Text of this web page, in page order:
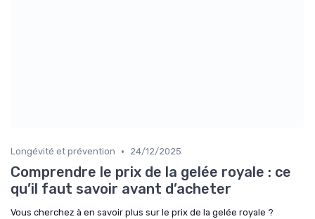
Longévité et prévention • 24/12/2025
Comprendre le prix de la gelée royale : ce
qu’il faut savoir avant d’acheter
Vous cherchez à en savoir plus sur le prix de la gelée royale ?